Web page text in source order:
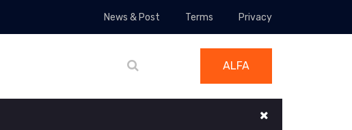
News & Post Terms Privacy
ALFA